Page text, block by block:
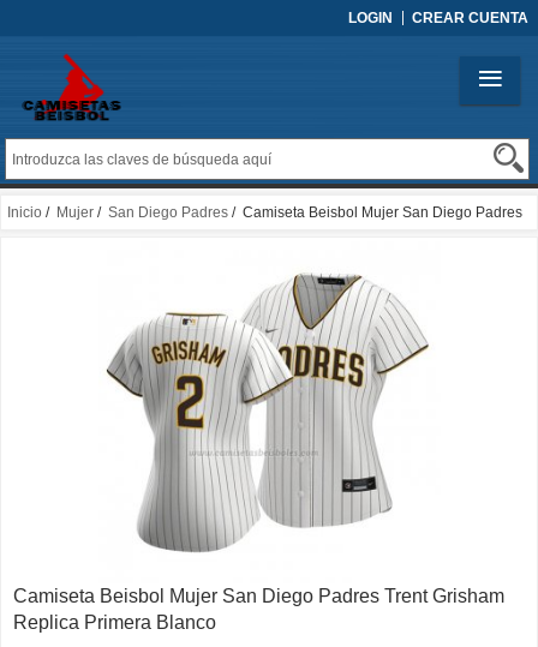
LOGIN CREAR CUENTA
Inicio / Mujer / San Diego Padres / Camiseta Beisbol Mujer San Diego Padres
Camiseta Beisbol Mujer San Diego Padres Trent Grisham
Replica Primera Blanco